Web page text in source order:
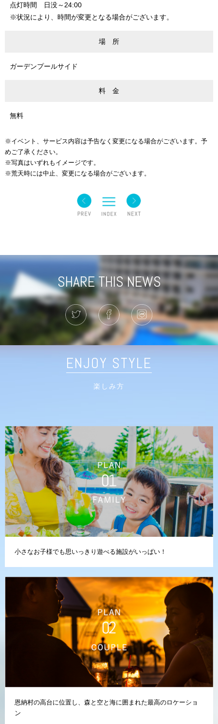
点灯時間 日没～24:00
※状況により、時間が変更となる場合がございます。
場 所
ガーデンプールサイド
料 金
無料
※イベント、サービス内容は予告なく変更になる場合がございます。予
めご了承ください。
※写真はいずれもイメージです。
※荒天時には中止、変更になる場合がございます。
SHARE THIS NEWS
ENJOY STYLE
楽しみ方
小さなお子様でも思いっきり遊べる施設がいっぱい！
恩納村の高台に位置し、森と空と海に囲まれた最高のロケーショ
ン